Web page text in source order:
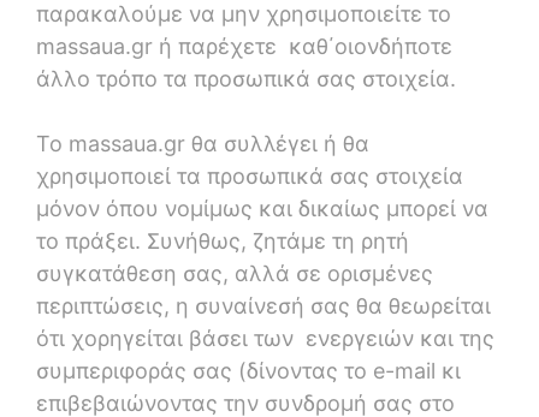
παρακαλούμε να μην χρησιμοποιείτε το
massaua.gr ή παρέχετε καθ΄οιονδήποτε
άλλο τρόπο τα προσωπικά σας στοιχεία.
Το massaua.gr θα συλλέγει ή θα
χρησιμοποιεί τα προσωπικά σας στοιχεία
μόνον όπου νομίμως και δικαίως μπορεί να
το πράξει. Συνήθως, ζητάμε τη ρητή
συγκατάθεση σας, αλλά σε ορισμένες
περιπτώσεις, η συναίνεσή σας θα θεωρείται
ότι χορηγείται βάσει των ενεργειών και της
συμπεριφοράς σας (δίνοντας το e-mail κι
επιβεβαιώνοντας την συνδρομή σας στο